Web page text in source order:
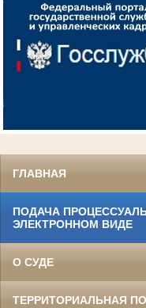
ГЛАВНАЯ
ПОДАЧА
ЭЛЕКТРОННОМ ВИДЕ
О СУДЕ
ТЕРРИТОРИАЛЬНАЯ